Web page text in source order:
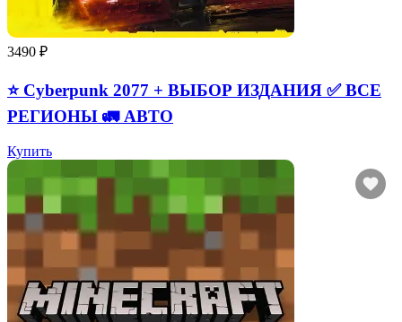
3490 ₽
⭐ Cyberpunk 2077 + ВЫБОР ИЗДАНИЯ ✅ ВСЕ
РЕГИОНЫ 🚛 АВТО
Купить